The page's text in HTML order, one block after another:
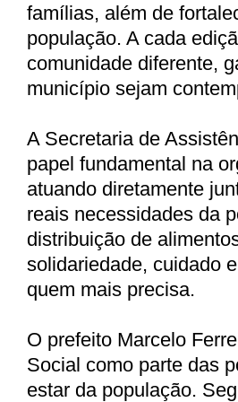
famílias, além de
população. A cada
comunidade diferente,
município sejam
A Secretaria de
papel fundamental na
atuando diretamente
reais necessidades da
distribuição de
solidariedade, cuidado
quem mais precisa.
O prefeito Marcelo
Social como parte das
estar da população.